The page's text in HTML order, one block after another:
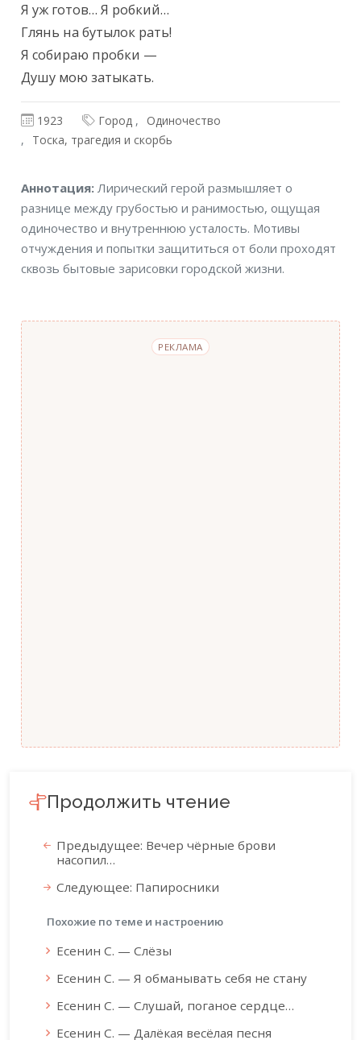
Я уж готов… Я робкий…
Глянь на бутылок рать!
Я собираю пробки —
Душу мою затыкать.
1923 Город
Одиночество
Тоска, трагедия и скорбь
Аннотация
Аннотация:Лирический герой размышляет о
разнице между грубостью и ранимостью, ощущая
одиночество и внутреннюю усталость. Мотивы
отчуждения и попытки защититься от боли проходят
сквозь бытовые зарисовки городской жизни.
РЕКЛАМА
Продолжить чтение
Предыдущее: Вечер чёрные брови
насопил…
Следующее: Папиросники
Похожие по теме и настроению
Есенин С. — Слёзы
Есенин С. — Я обманывать себя не стану
Есенин С. — Слушай, поганое сердце…
Есенин С. — Далёкая весёлая песня